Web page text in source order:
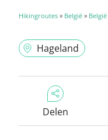
Hikingroutes » België » België
Hageland
Delen